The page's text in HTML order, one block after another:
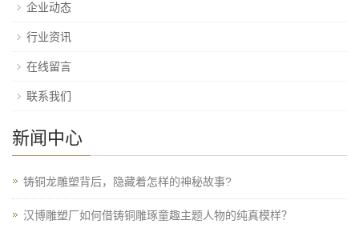
企业动态
行业资讯
在线留言
联系我们
新闻中心
铸铜龙雕塑背后，隐藏着怎样的神秘故事?
汉博雕塑厂如何借铸铜雕琢童趣主题人物的纯真模样？